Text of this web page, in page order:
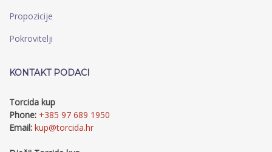
Propozicije
Pokrovitelji
KONTAKT PODACI
Torcida kup
Phone: +385 97 689 1950
Email: kup@torcida.hr